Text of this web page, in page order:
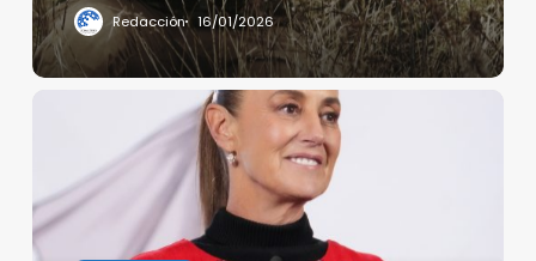
narcos
en
México
Redacción 16/01/2026
que
vamos
al